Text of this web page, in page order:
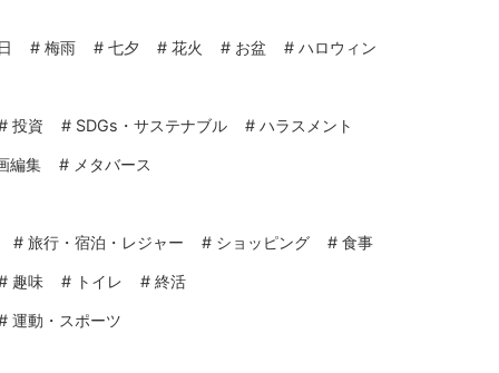
# 梅雨 # 七夕 # 花火 # お盆 # ハロウィン
投資 # SDGs・サステナブル # ハラスメント
編集 # メタバース
# 旅行・宿泊・レジャー # ショッピング # 食事
趣味 # トイレ # 終活
運動・スポーツ